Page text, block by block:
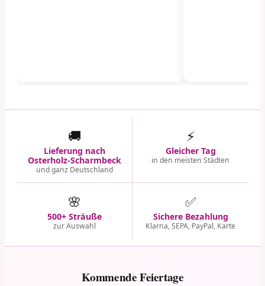
🚚
Lieferung nach
Osterholz-Scharmbeck
und ganz Deutschland
⚡
Gleicher Tag
in den meisten Städten
🌸
500+ Sträuße
zur Auswahl
✅
Sichere Bezahlung
Klarna, SEPA, PayPal, Karte
Kommende Feiertage